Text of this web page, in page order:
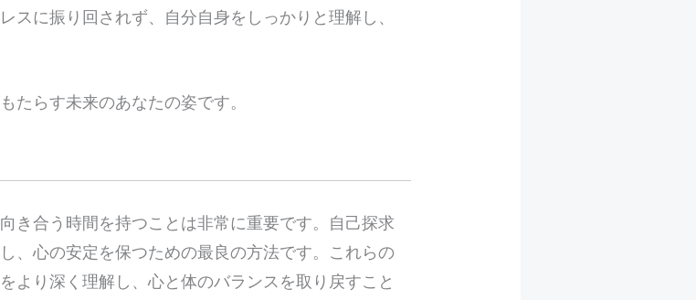
スに振り回されず、自分自身をしっかりと理解し、
たらす未来のあなたの姿です。
き合う時間を持つことは非常に重要です。自己探求
、心の安定を保つための最良の方法です。これらの
より深く理解し、心と体のバランスを取り戻すこと